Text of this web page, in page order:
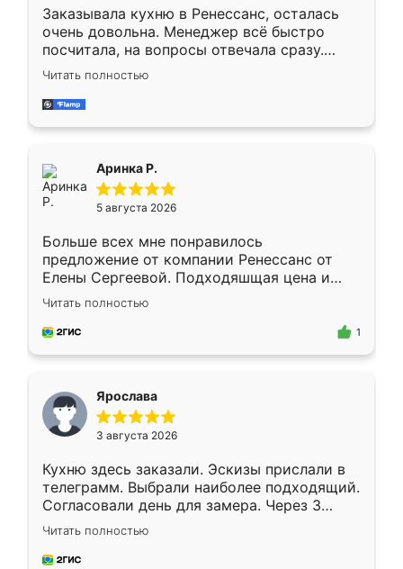
Заказывала кухню в Ренессанс, осталась
очень довольна. Менеджер всё быстро
посчитала, на вопросы отвечала сразу.
Замерщик приехал в субботу, подошёл к
делу со всей ответственностью. Собрали
за день, ребята работали аккуратно, даже
Читать полностью
Аринка Р.
5 августа 2026
Больше всех мне понравилось
предложение от компании Ренессанс от
Елены Сергеевой. Подходяшщая цена и
короткие сроки изготовления. Приехавший
для замера сотрудник Владислав
предложил по моему эскизу самый
Читать полностью
1
Ярослава
3 августа 2026
Кухню здесь заказали. Эскизы прислали в
телеграмм. Выбрали наиболее подходящий.
Согласовали день для замера. Через 3
недели кухня была уже готова. Остались
довольны работой. Спасибо Ренессанс
мебель за качественную работу!
Читать полностью